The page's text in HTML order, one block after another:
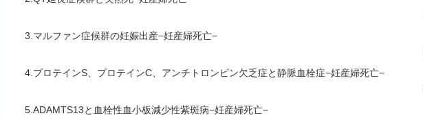
3.マルファン症候群の妊娠出産−妊産婦死亡−
4.プロテインS、プロテインC、アンチトロンビン欠乏症と静脈血栓症−妊産婦死亡−
5.ADAMTS13と血栓性血小板減少性紫斑病−妊産婦死亡−